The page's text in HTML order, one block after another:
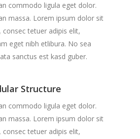
commodo ligula eget dolor.
massa. Lorem ipsum dolor sit
consec tetuer adipis elit,
eget nibh etlibura. No sea
sanctus est kasd guber.
Structure
commodo ligula eget dolor.
massa. Lorem ipsum dolor sit
consec tetuer adipis elit,